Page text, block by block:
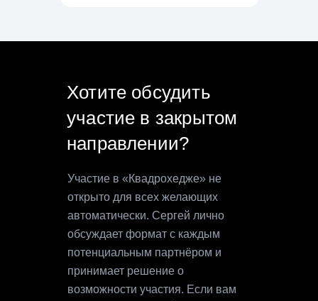
Хотите обсудить
участие в закрытом
направлении?
Участие в «Квадрохедже» не
открыто для всех желающих
автоматически. Сергей лично
обсуждает формат с каждым
потенциальным партнёром и
принимает решение о
возможности участия. Если вам